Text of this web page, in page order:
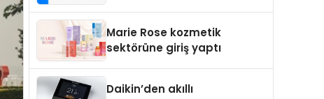
Aldı
Marie Rose kozmetik
sektörüne giriş yaptı
Daikin’den akıllı